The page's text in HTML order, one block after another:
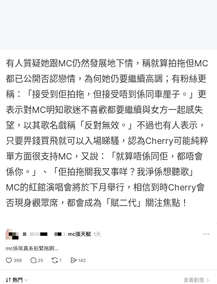
有人質疑她跟MC仍然發展地下情，稱就算拍拖但MC
都已公開否認戀情，為何她仍要繼續高調；有粉絲更
稱：「接受到佢拍拖，但接受唔到係同車厘子。」更
表示對MC明知歌迷不喜歡都要繼續與女方一起感失
望，以其歌名戲稱「反對無效。」不過也有人表示，
只要畀錢買飛就可以入場睇騷，認為Cherry可能純粹
單方面很支持MC，又說：「就算唔係同佢，都唔會
係你。」、「佢拍拖關我叉事咩？我淨係想聽歌」
MC的紅館演唱會將於下月舉行，相信到時Cherry會
否現身觀眾席，都會成為「賦二代」關注焦點！